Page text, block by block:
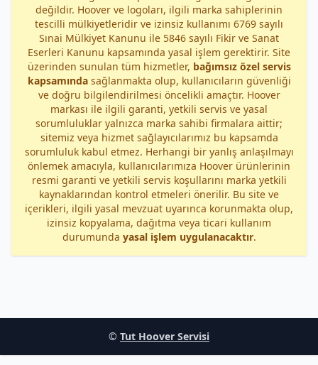
değildir. Hoover ve logoları, ilgili marka sahiplerinin
tescilli mülkiyetleridir ve izinsiz kullanımı 6769 sayılı
Sınai Mülkiyet Kanunu ile 5846 sayılı Fikir ve Sanat
Eserleri Kanunu kapsamında yasal işlem gerektirir. Site
üzerinden sunulan tüm hizmetler, bağımsız özel servis
kapsamındasağlanmakta olup, kullanıcıların güvenliği
ve doğru bilgilendirilmesi öncelikli amaçtır. Hoover
markası ile ilgili garanti, yetkili servis ve yasal
sorumluluklar yalnızca marka sahibi firmalara aittir;
sitemiz veya hizmet sağlayıcılarımız bu kapsamda
sorumluluk kabul etmez. Herhangi bir yanlış anlaşılmayı
önlemek amacıyla, kullanıcılarımıza Hoover ürünlerinin
resmi garanti ve yetkili servis koşullarını marka yetkili
kaynaklarından kontrol etmeleri önerilir. Bu site ve
içerikleri, ilgili yasal mevzuat uyarınca korunmakta olup,
izinsiz kopyalama, dağıtma veya ticari kullanım
durumunda yasal işlem uygulanacaktır.
© Tut Hoover Servisi